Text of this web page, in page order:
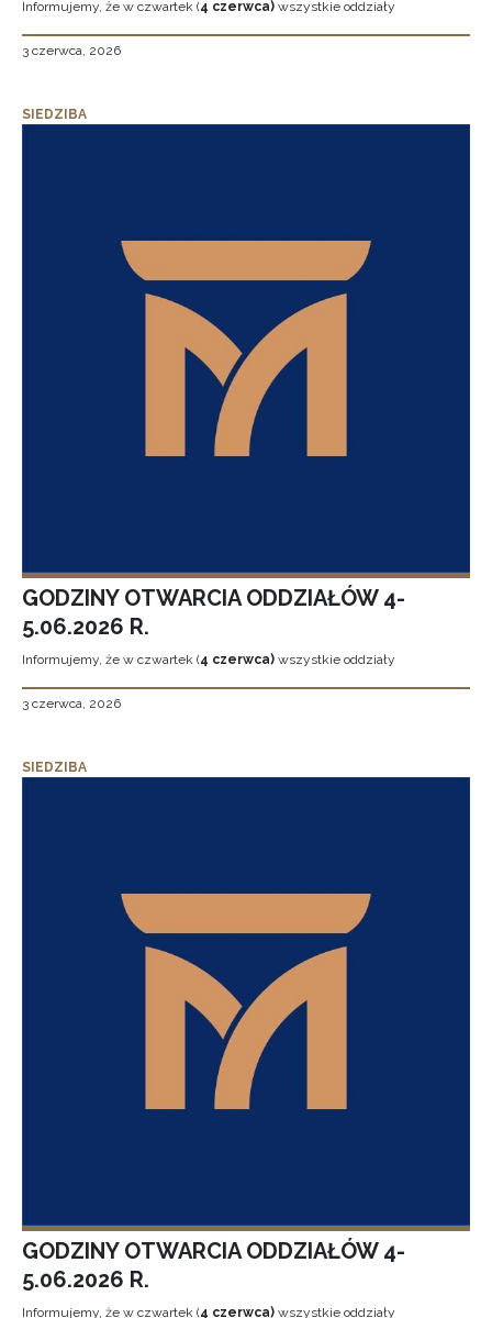
Informujemy, że w czwartek (4 czerwca) wszystkie oddziały
3 czerwca, 2026
SIEDZIBA
GODZINY OTWARCIA ODDZIAŁÓW 4-
5.06.2026 R.
Informujemy, że w czwartek (4 czerwca) wszystkie oddziały
3 czerwca, 2026
SIEDZIBA
GODZINY OTWARCIA ODDZIAŁÓW 4-
5.06.2026 R.
Informujemy, że w czwartek (4 czerwca) wszystkie oddziały